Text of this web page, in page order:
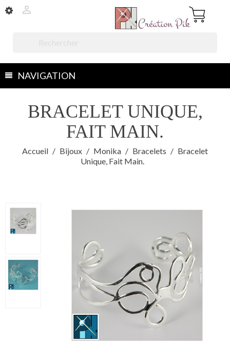


NAVIGATION
BRACELET UNIQUE,
FAIT MAIN.
Accueil Bijoux Monika Bracelets
Bracelet
Unique, Fait Main.